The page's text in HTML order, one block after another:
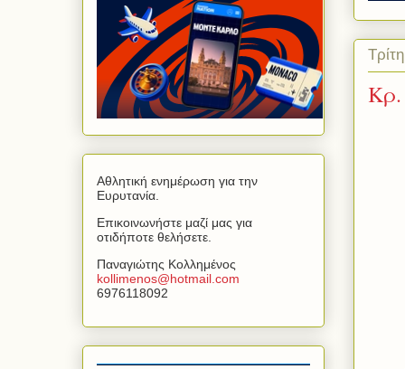
Αθλητική ενημέρωση για την
Ευρυτανία.
Επικοινωνήστε μαζί μας για
οτιδήποτε θελήσετε.
Παναγιώτης Κολλημένος
kollimenos@hotmail com
6976118092